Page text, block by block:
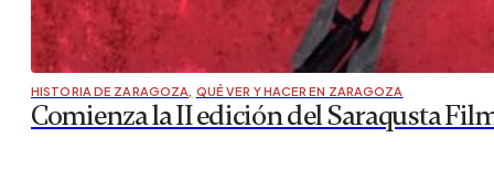
HISTORIA DE ZARAGOZA, QUÉ VER Y HACER EN ZARAGOZA
Comienza la II edición del Saraqusta